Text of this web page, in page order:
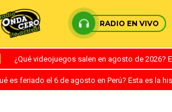
RADIO EN VIVO
¿Qué videojuegos salen en agosto de
es feriado el 6 de agosto en Perú? Esta es la